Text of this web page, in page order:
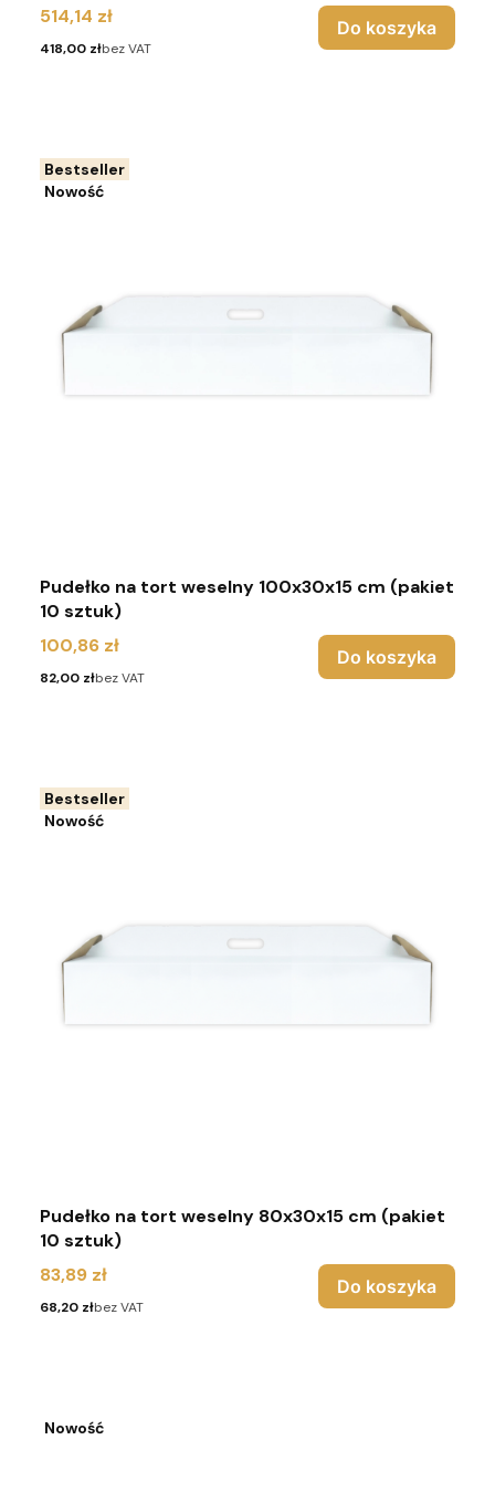
Cena
514,14 zł
Cena
418,00 złbez VAT
Do koszyka
Bestseller
Nowość
Pudełko na tort weselny 100x30x15 cm (pakiet
10 sztuk)
Cena
100,86 zł
Cena
82,00 złbez VAT
Do koszyka
Bestseller
Nowość
Pudełko na tort weselny 80x30x15 cm (pakiet
10 sztuk)
Cena
83,89 zł
Cena
68,20 złbez VAT
Do koszyka
Nowość